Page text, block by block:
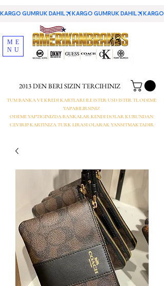
KARGO GUMRUK DAHIL
2013 DEN BERI SIZIN TERCIHINIZ
TUM BANKA VE KREDI KARTLARI ILE ISTER USD ISTER TL ODEME
YAPABILIRSINIZ
ODEME YAPTIGINIZDA BANKALAR KENDI DOLAR KURUNDAN
CEVIRIP KARTINIZA TURK LIRASI OLARAK YANSITMAKTADIR
ME
NU